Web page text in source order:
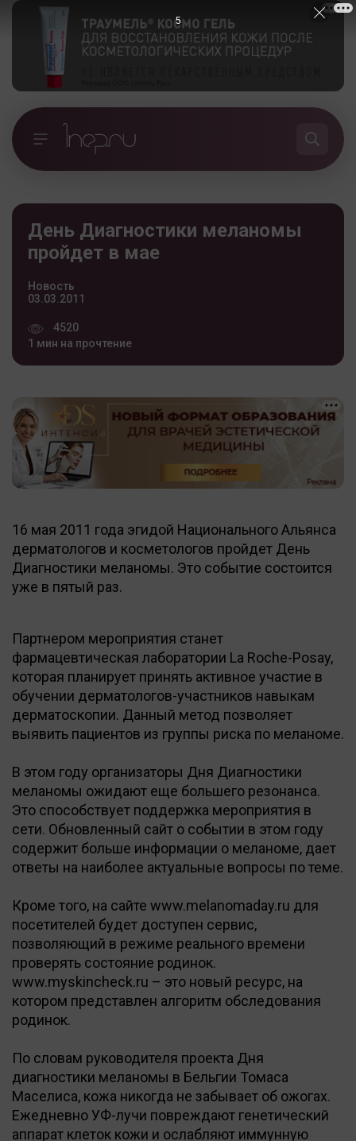
День Диагностики меланомы
пройдет в мае
Новость
03.03.2011
4520
1 мин на прочтение
16 мая 2011 года эгидой Национального Альянса
дерматологов и косметологов пройдет День
Диагностики меланомы. Это событие состоится
уже в пятый раз.
Партнером мероприятия станет
фармацевтическая лаборатории La Roche-Posay,
которая планирует принять активное участие в
обучении дерматологов-участников навыкам
дерматоскопии. Данный метод позволяет
выявить пациентов из группы риска по меланоме.
В этом году организаторы Дня Диагностики
меланомы ожидают еще большего резонанса.
Это способствует поддержка мероприятия в
сети. Обновленный сайт о событии в этом году
содержит больше информации о меланоме, дает
ответы на наиболее актуальные вопросы по теме.
Кроме того, на сайте www.melanomaday.ru для
посетителей будет доступен сервис,
позволяющий в режиме реального времени
проверять состояние родинок.
www.myskincheck.ru – это новый ресурс, на
котором представлен алгоритм обследования
родинок.
По словам руководителя проекта Дня
диагностики меланомы в Бельгии Томаса
Маселиса, кожа никогда не забывает об ожогах.
Ежедневно УФ-лучи повреждают генетический
аппарат клеток кожи и ослабляют иммунную
5